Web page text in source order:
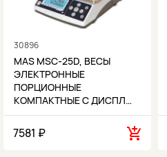
30896
MAS MSC-25D, ВЕСЫ
ЭЛЕКТРОННЫЕ
ПОРЦИОННЫЕ
КОМПАКТНЫЕ С ДИСПЛ…
7581 ₽